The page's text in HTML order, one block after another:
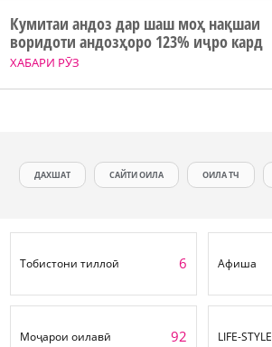
ХАБАРИ РӮЗ
Кумитаи андоз дар шаш моҳ нақшаи
воридоти андозҳоро 123% иҷро кард
ДАХШАТ САЙТИ ОИЛА ОИЛА ТЧ
Тобистони тиллоӣ 6 Афиша
Моҷарои оилавӣ 92 LIFE-STYLE